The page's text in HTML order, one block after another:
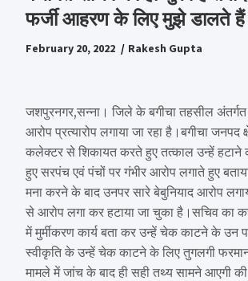
फर्जी आहरण के लिए मुझे डालते
February 20, 2022 Rakesh Gupta
जशपुरनगर,सन्ना। जिले के बगीचा तहसील
आरोप प्रत्यारोप लगाया जा रहा है।बगीचा
कलेक्टर से शिकायत करते हुए तत्काल उन्हें हटाने
हुए सरपंच एवं पंचों पर गंभीर आरोप लगाते हुए
मना करने के बाद उनपर सारे बेबुनियाद आरोप
से आरोप लगा कर हटाया जा चुका है।सचिव का
में मुर्मीकरण कार्य बता कर उन्हें चेक काटने के उन
स्वीकृति के उन्हें चेक काटने के लिए तुगलगी फरमान
मामले में जांच के बाद ही सही तथ्य सामने आएगी